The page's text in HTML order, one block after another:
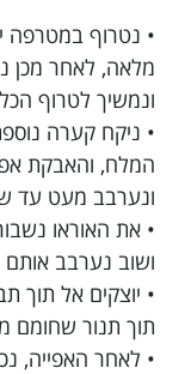
• נטרוף במטרפה
מלאה, לאחר מכן
ונמשיך לטרוף
• ניקח קערה
המלח, והאבקת
ונערבב מעט עד
• את האוראו
ושוב נערבב
• יוצקים אל תוך
תוך תנור שחומם מראש ל180
• לאחר האפייה,